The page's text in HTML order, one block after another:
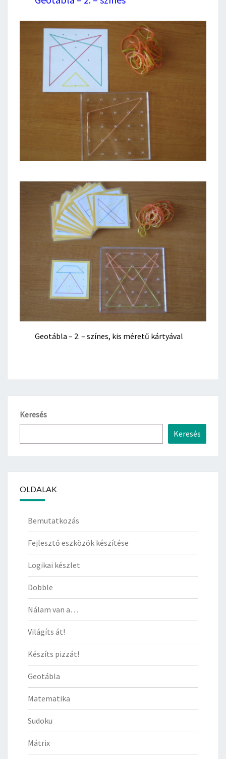
Geotábla – 2. – színes, kis méretű kártyával
Keresés
Keresés
OLDALAK
Bemutatkozás
Fejlesztő eszközök készítése
Logikai készlet
Dobble
Nálam van a…
Világíts át!
Készíts pizzát!
Geotábla
Matematika
Sudoku
Mátrix